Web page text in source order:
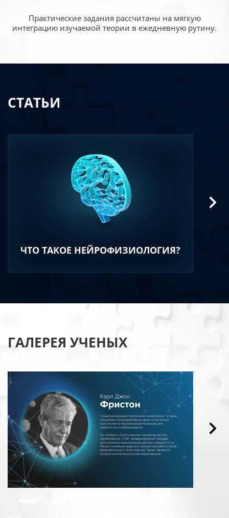
Практические задания рассчитаны на мягкую
интеграцию изучаемой теории в ежедневную рутину.
СТАТЬИ
ЧТО ТАКОЕ НЕЙРОФИЗИОЛОГИЯ?
ГАЛЕРЕЯ УЧЕНЫХ